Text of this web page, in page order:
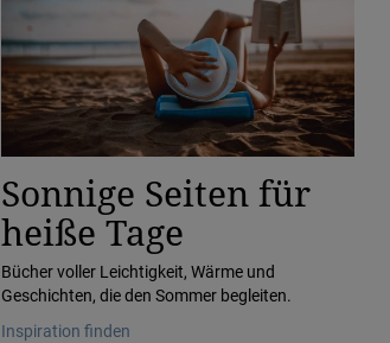
Sonnige Seiten für
heiße Tage
Bücher voller Leichtigkeit, Wärme und
Geschichten, die den Sommer begleiten.
Inspiration finden